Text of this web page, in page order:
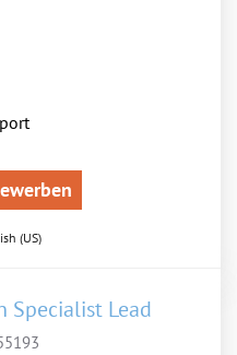
(US)
Specialist Lead